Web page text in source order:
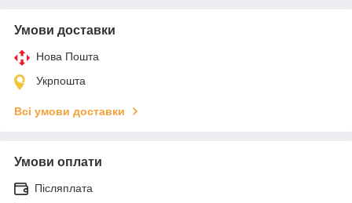
Умови доставки
Нова Пошта
Укрпошта
Всі умови доставки
Умови оплати
Післяплата